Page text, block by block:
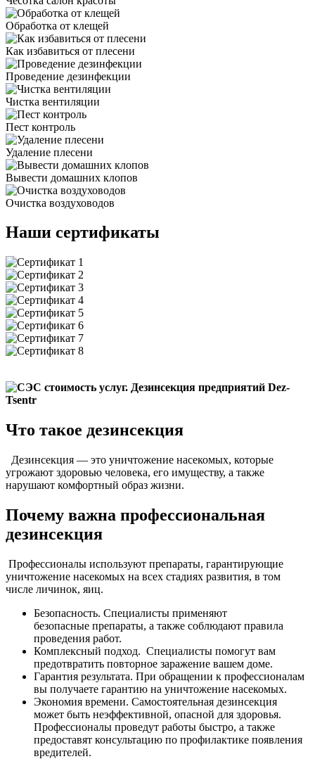
Обработка от клещей
Как избавиться от плесени
Проведение дезинфекции
Чистка вентиляции
Пест контроль
Удаление плесени
Вывести домашних клопов
Очистка воздуховодов
Наши сертификаты
Что такое дезинсекция
Дезинсекция — это уничтожение насекомых, которые
угрожают здоровью человека, его имуществу, а также
нарушают комфортный образ жизни.
Почему важна профессиональная
дезинсекция
Профессионалы используют препараты, гарантирующие
уничтожение насекомых на всех стадиях развития, в том
числе личинок, яиц.
Безопасность. Специалисты применяют
безопасные препараты, а также соблюдают правила
проведения работ.
Комплексный подход. Специалисты помогут вам
предотвратить повторное заражение вашем доме.
Гарантия результата. При обращении к профессионалам
вы получаете гарантию на уничтожение насекомых.
Экономия времени. Самостоятельная дезинсекция
может быть неэффективной, опасной для здоровья.
Профессионалы проведут работы быстро, а также
предоставят консультацию по профилактике появления
вредителей.